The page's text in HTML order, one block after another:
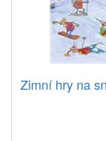
Zimní hry na